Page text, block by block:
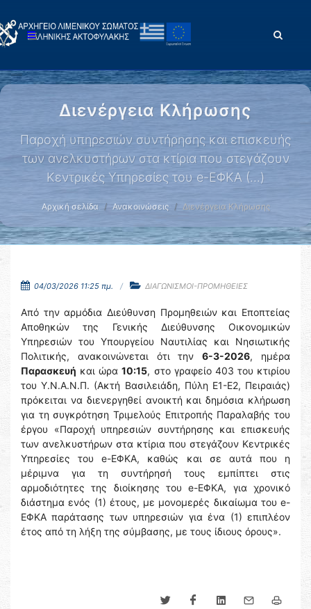
Διενέργεια Κλήρωσης
Παροχή υπηρεσιών συντήρησης και επισκευής
των ανελκυστήρων στα κτίρια που στεγάζουν
Κεντρικές Υπηρεσίες του e-ΕΦΚΑ (...)
Αρχική σελίδα Ανακοινώσεις Διενέργεια Κλήρωσης
04/03/2026 11:25 πμ. ΔΙΑΓΩΝΙΣΜΟΙ-ΠΡΟΜΗΘΕΙΕΣ
Από την αρμόδια Διεύθυνση Προμηθειών και Εποπτείας
Αποθηκών της Γενικής Διεύθυνσης Οικονομικών
Υπηρεσιών του Υπουργείου Ναυτιλίας και Νησιωτικής
Πολιτικής, ανακοινώνεται ότι την6-3-2026, ημέρα
Παρασκευή και ώρα10:15, στο γραφείο 403 του κτιρίου
του Υ.Ν.Α.Ν.Π. (Ακτή Βασιλειάδη, Πύλη Ε1-Ε2, Πειραιάς)
πρόκειται να διενεργηθεί ανοικτή και δημόσια κλήρωση
για τη συγκρότηση Τριμελούς Επιτροπής Παραλαβής του
έργου «Παροχή υπηρεσιών συντήρησης και επισκευής
των ανελκυστήρων στα κτίρια που στεγάζουν Κεντρικές
Υπηρεσίες του e-ΕΦΚΑ, καθώς και σε αυτά που η
μέριμνα για τη συντήρησή τους εμπίπτει στις
αρμοδιότητες της διοίκησης του e-EΦΚΑ, για χρονικό
διάστημα ενός (1) έτους, με μονομερές δικαίωμα του e-
ΕΦΚΑ παράτασης των υπηρεσιών για ένα (1) επιπλέον
έτος από τη λήξη της σύμβασης, με τους ίδιους όρους».